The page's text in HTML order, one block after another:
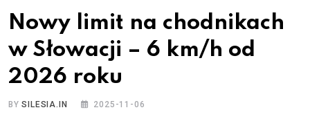
Nowy limit na chodnikach
w Słowacji – 6 km/h od
2026 roku
BYSILESIA.IN 2025-11-06